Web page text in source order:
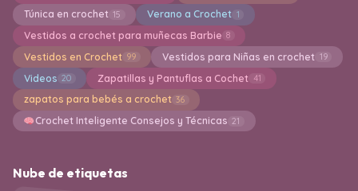
Túnica en crochet 15 Verano a Crochet 1
Vestidos a crochet para muñecas Barbie 8
Vestidos en Crochet 99 Vestidos para Niñas en crochet 19
Videos 20 Zapatillas y Pantuflas a Cochet 41
zapatos para bebés a crochet 36
Crochet Inteligente Consejos y Técnicas 21
Nube de etiquetas